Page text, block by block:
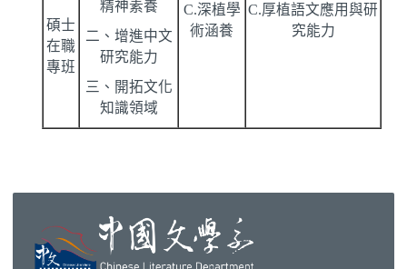
C.深植學
術涵養
C.厚植語文應用與研
究能力
碩士
在職
專班
精神素養
二、增進中文
研究能力
三、開拓文化
知識領域